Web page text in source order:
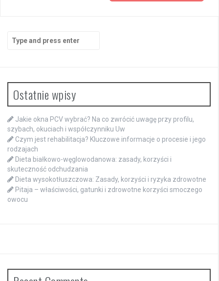
for:
Ostatnie wpisy
Jakie okna PCV wybrać? Na co zwrócić uwagę przy profilu,
szybach, okuciach i współczynniku Uw
Czym jest rehabilitacja? Kluczowe informacje o procesie i jego
rodzajach
Dieta białkowo-węglowodanowa: zasady, korzyści i
skuteczność odchudzania
Dieta wysokotłuszczowa: Zasady, korzyści i ryzyka zdrowotne
Pitaja – właściwości, gatunki i zdrowotne korzyści smoczego
owocu